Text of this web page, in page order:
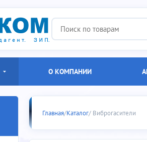
О КОМПАНИИ
Виброгасители
Главная/Каталог/ Виброгасители